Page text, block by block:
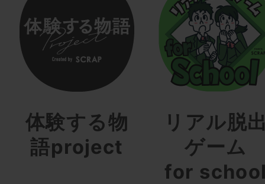
体験する物
語project
リアル脱
ゲーム
for